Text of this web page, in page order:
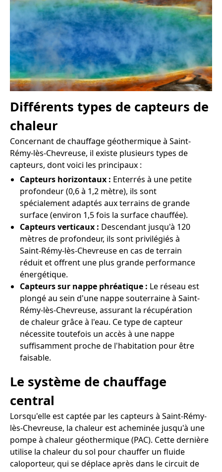
Différents types de capteurs de
chaleur
Concernant de chauffage géothermique à Saint-
Rémy-lès-Chevreuse, il existe plusieurs types de
capteurs, dont voici les principaux :
Capteurs horizontaux : Enterrés à une petite
profondeur (0,6 à 1,2 mètre), ils sont
spécialement adaptés aux terrains de grande
surface (environ 1,5 fois la surface chauffée).
Capteurs verticaux : Descendant jusqu'à 120
mètres de profondeur, ils sont privilégiés à
Saint-Rémy-lès-Chevreuse en cas de terrain
réduit et offrent une plus grande performance
énergétique.
Capteurs sur nappe phréatique : Le réseau est
plongé au sein d'une nappe souterraine à Saint-
Rémy-lès-Chevreuse, assurant la récupération
de chaleur grâce à l'eau. Ce type de capteur
nécessite toutefois un accès à une nappe
suffisamment proche de l'habitation pour être
faisable.
Le système de chauffage
central
Lorsqu'elle est captée par les capteurs à Saint-Rémy-
lès-Chevreuse, la chaleur est acheminée jusqu'à une
pompe à chaleur géothermique (PAC). Cette dernière
utilise la chaleur du sol pour chauffer un fluide
caloporteur, qui se déplace après dans le circuit de